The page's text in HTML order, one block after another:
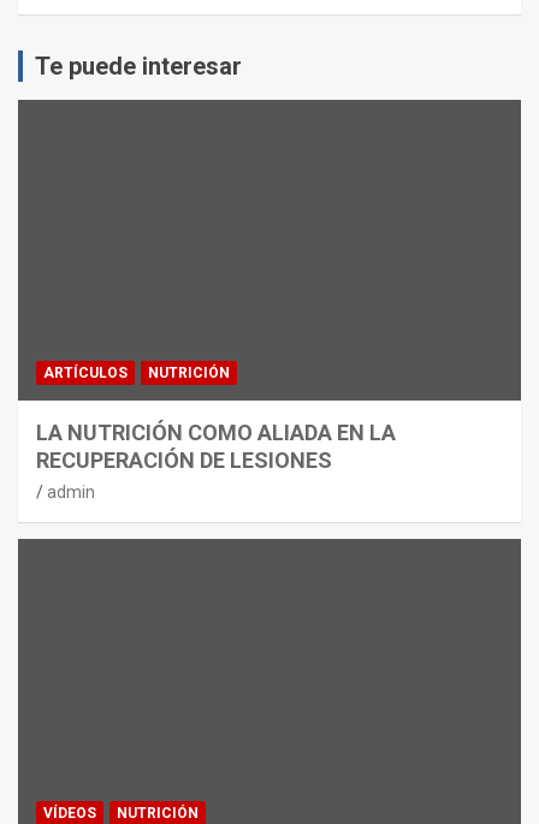
Te puede interesar
ARTÍCULOS NUTRICIÓN
LA NUTRICIÓN COMO ALIADA EN LA
RECUPERACIÓN DE LESIONES
admin
VÍDEOS NUTRICIÓN